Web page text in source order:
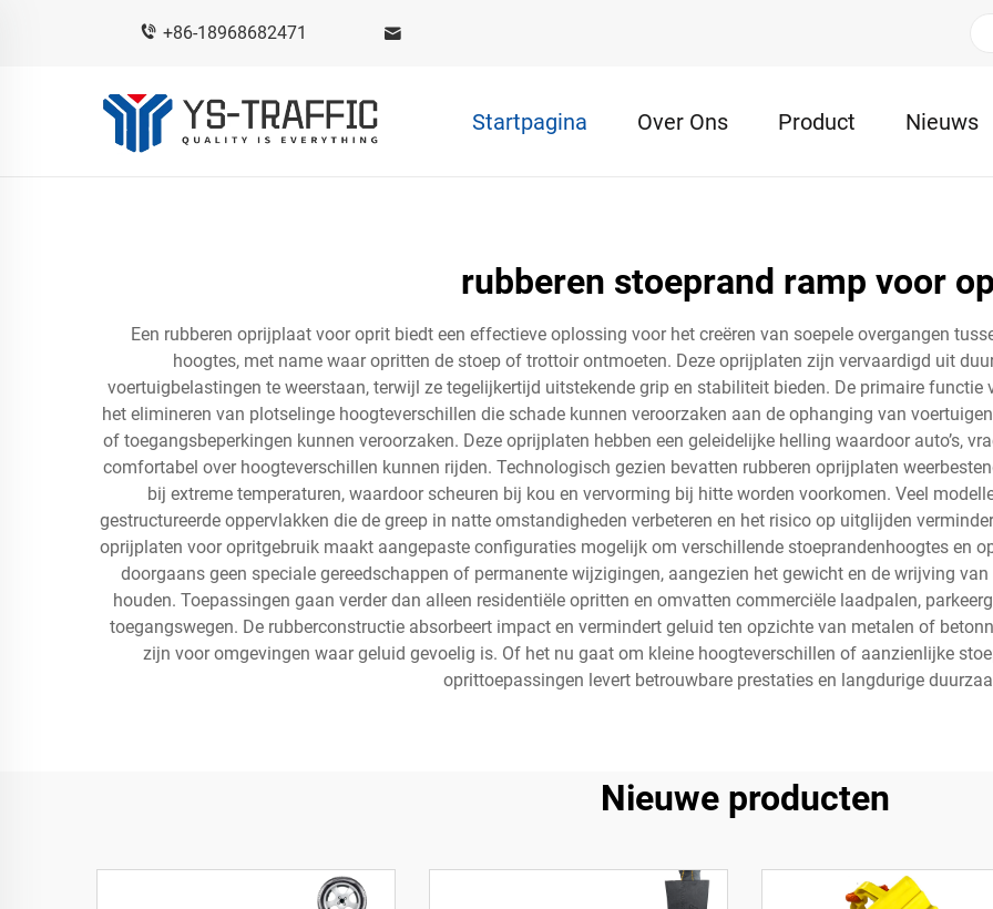
+86-18968682471
Startpagina Over Ons Product Nieuws
rubberen stoeprand ramp voor
Een rubberen oprijplaat voor oprit biedt een effectieve oplossing voor het creëren van soepele overgangen
hoogtes, met name waar opritten de stoep of trottoir ontmoeten. Deze oprijplaten zijn vervaardigd uit
voertuigbelastingen te weerstaan, terwijl ze tegelijkertijd uitstekende grip en stabiliteit bieden. De primaire
het elimineren van plotselinge hoogteverschillen die schade kunnen veroorzaken aan de ophanging van
of toegangsbeperkingen kunnen veroorzaken. Deze oprijplaten hebben een geleidelijke helling waardoor auto’s,
comfortabel over hoogteverschillen kunnen rijden. Technologisch gezien bevatten rubberen oprijplaten
bij extreme temperaturen, waardoor scheuren bij kou en vervorming bij hitte worden voorkomen. Veel
gestructureerde oppervlakken die de greep in natte omstandigheden verbeteren en het risico op uitglijden
oprijplaten voor opritgebruik maakt aangepaste configuraties mogelijk om verschillende stoeprandenhoogtes en
doorgaans geen speciale gereedschappen of permanente wijzigingen, aangezien het gewicht en de wrijving
houden. Toepassingen gaan verder dan alleen residentiële opritten en omvatten commerciële laadpalen,
toegangswegen. De rubberconstructie absorbeert impact en vermindert geluid ten opzichte van metalen of
zijn voor omgevingen waar geluid gevoelig is. Of het nu gaat om kleine hoogteverschillen of aanzienlijke
oprittoepassingen levert betrouwbare prestaties en langdurige
Nieuwe producten